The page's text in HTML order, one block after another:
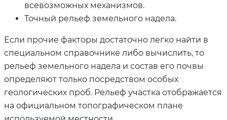
всевозможных механизмов.
Точный рельеф земельного надела.
Если прочие факторы достаточно легко найти в
специальном справочнике либо вычислить, то
рельеф земельного надела и состав его почвы
определяют только посредством особых
геологических проб. Рельеф участка отображается
на официальном топографическом плане